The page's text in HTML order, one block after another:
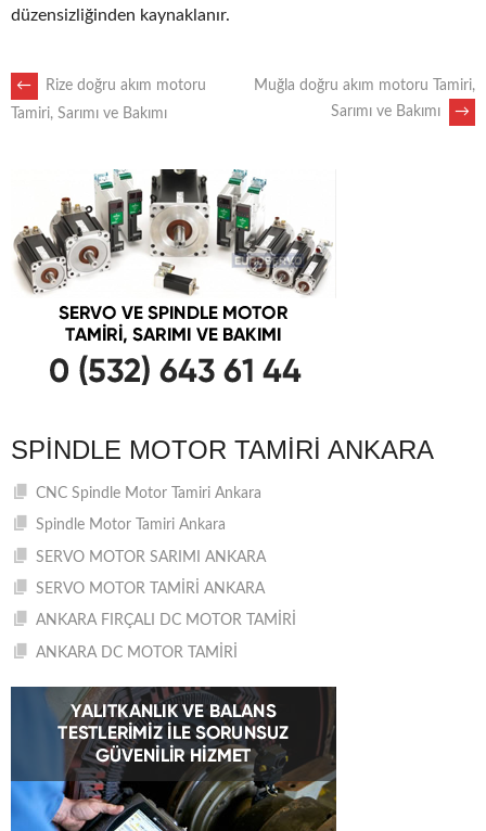
düzensizliğinden kaynaklanır.
POST
NAVIGATION
←
Rize doğru akım motoru
Tamiri, Sarımı ve Bakımı
Muğla doğru akım motoru Tamiri,
Sarımı ve Bakımı
→
SPINDLE MOTOR TAMIRI ANKARA
CNC Spindle Motor Tamiri Ankara
Spindle Motor Tamiri Ankara
SERVO MOTOR SARIMI ANKARA
SERVO MOTOR TAMİRİ ANKARA
ANKARA FIRÇALI DC MOTOR TAMİRİ
ANKARA DC MOTOR TAMİRİ